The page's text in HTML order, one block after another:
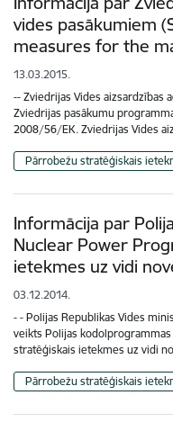
vides pasākumiem
measures for the
13.03.2015.
-- Zviedrijas Vides aizsardzības
Zviedrijas pasākumu
2008/56/EK. Zviedrijas Vides
Pārrobežu stratēģiskais
Informācija par
Nuclear Power
ietekmes uz vidi
03.12.2014.
- - Polijas Republikas Vides
veikts Polijas
stratēģiskais ietekmes uz vidi
Pārrobežu stratēģiskais